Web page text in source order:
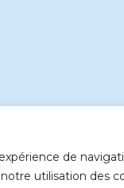
de
utilisation des